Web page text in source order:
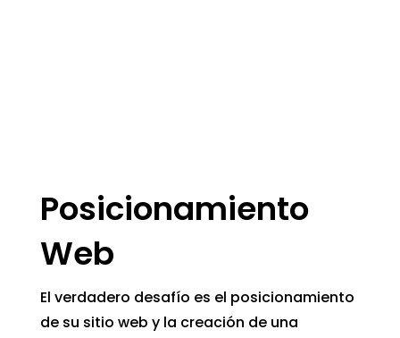
Posicionamiento
Web
El verdadero desafío es el posicionamiento
de su sitio web y la creación de una